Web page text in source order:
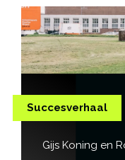
Succesverhaal
Gijs Koning en